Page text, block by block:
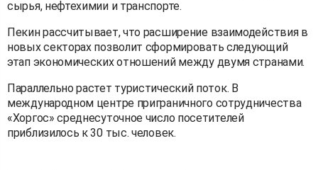
сырья, нефтехимии и транспорте.
Пекин рассчитывает, что расширение взаимодействия в
новых секторах позволит сформировать следующий
этап экономических отношений между двумя странами.
Параллельно растет туристический поток. В
международном центре приграничного сотрудничества
«Хоргос» среднесуточное число посетителей
приблизилось к 30 тыс. человек.